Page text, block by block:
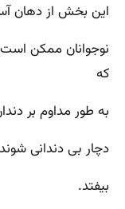
این بخش از دهان
نوجوانان ممکن
که
به طور مداوم بر
دچار بی دندانی
بیفتد.